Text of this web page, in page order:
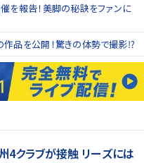
を報告！美脚の秘訣をファンに
作品を公開！驚きの体勢で撮影⁉
4クラブが接触 リーズには